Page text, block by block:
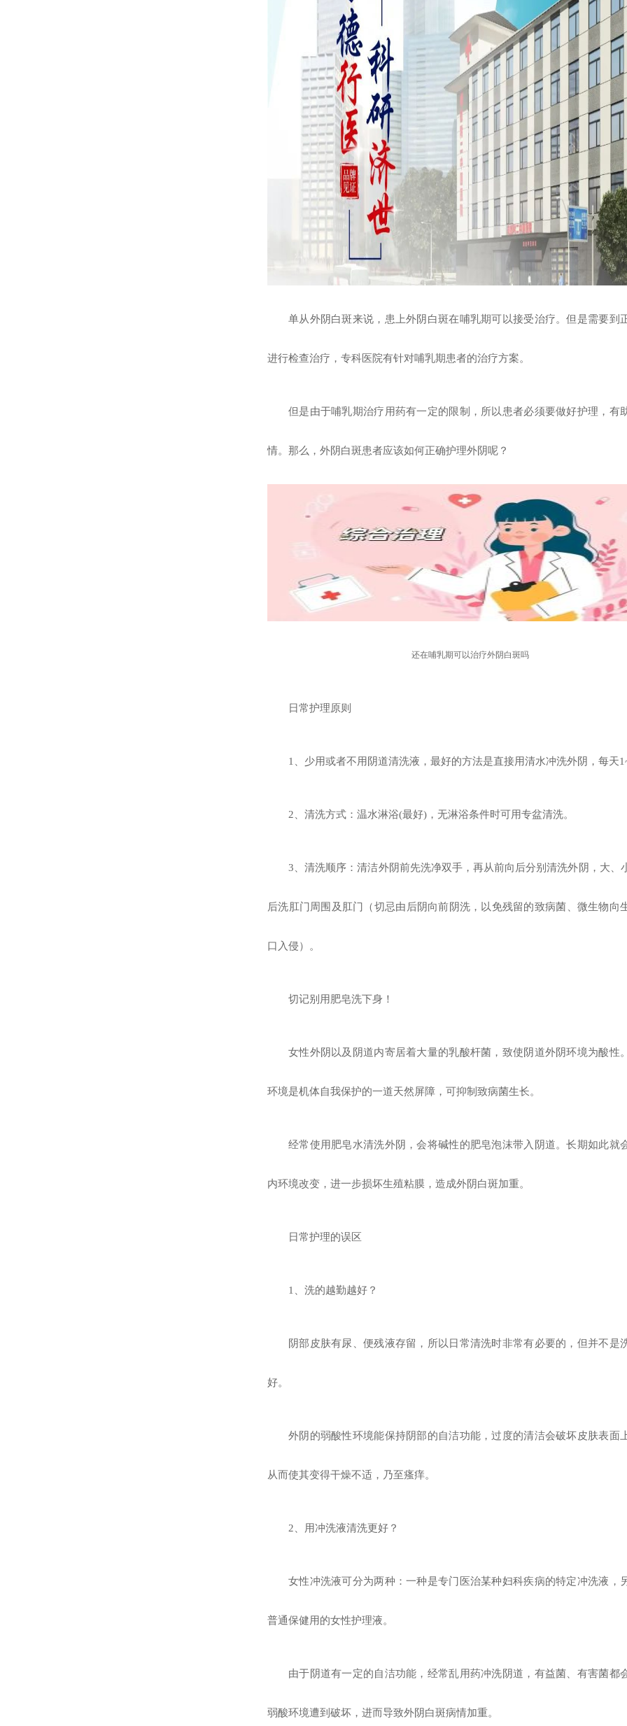
单从外阴白斑来说，患上外阴白斑在哺乳期可以接受治疗。但是需要到
进行检查治疗，专科医院有针对哺乳期患者的治疗方案。
但是由于哺乳期治疗用药有一定的限制，所以患者必须要做好护理，有
情。那么，外阴白斑患者应该如何正确护理外阴呢？
还在哺乳期可以治疗外阴白斑吗
日常护理原则
1、少用或者不用阴道清洗液，最好的方法是直接用清水冲洗外阴，每天
2、清洗方式：温水淋浴(最好)，无淋浴条件时可用专盆清洗。
3、清洗顺序：清洁外阴前先洗净双手，再从前向后分别清洗外阴，大、
后洗肛门周围及肛门（切忌由后阴向前阴洗，以免残留的致病菌、微生物向
口入侵）。
切记别用肥皂洗下身！
女性外阴以及阴道内寄居着大量的乳酸杆菌，致使阴道外阴环境为酸性
环境是机体自我保护的一道天然屏障，可抑制致病菌生长。
经常使用肥皂水清洗外阴，会将碱性的肥皂泡沫带入阴道。长期如此就
内环境改变，进一步损坏生殖粘膜，造成外阴白斑加重。
日常护理的误区
1、洗的越勤越好？
阴部皮肤有尿、便残液存留，所以日常清洗时非常有必要的，但并不是
好。
外阴的弱酸性环境能保持阴部的自洁功能，过度的清洁会破坏皮肤表面
从而使其变得干燥不适，乃至瘙痒。
2、用冲洗液清洗更好？
女性冲洗液可分为两种：一种是专门医治某种妇科疾病的特定冲洗液，
普通保健用的女性护理液。
由于阴道有一定的自洁功能，经常乱用药冲洗阴道，有益菌、有害菌都
弱酸环境遭到破坏，进而导致外阴白斑病情加重。